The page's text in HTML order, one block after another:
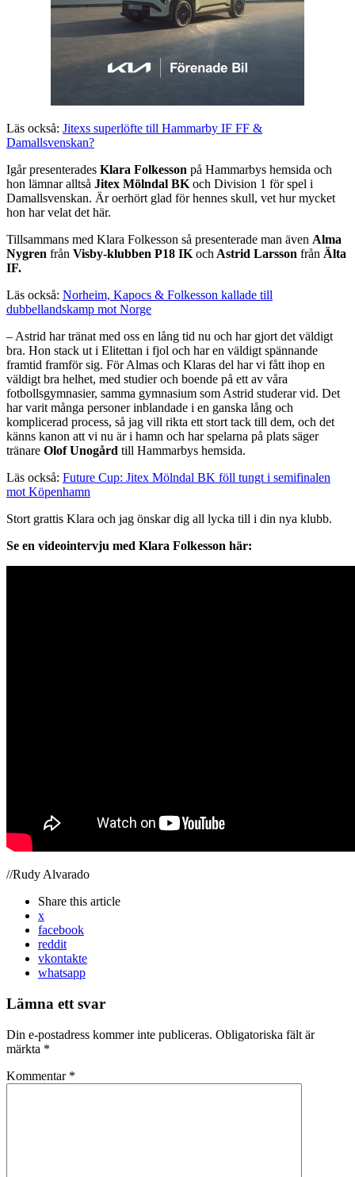
Läs också: Jitexs superlöfte till Hammarby IF FF &
Damallsvenskan?
Igår presenterades Klara Folkesson på Hammarbys hemsida och
hon lämnar alltså Jitex Mölndal BK och Division 1 för spel i
Damallsvenskan. Är oerhört glad för hennes skull, vet hur mycket
hon har velat det här.
Tillsammans med Klara Folkesson så presenterade man även Alma
Nygren från Visby-klubben P18 IK och Astrid Larsson från Älta
IF.
Läs också: Norheim, Kapocs & Folkesson kallade till
dubbellandskamp mot Norge
– Astrid har tränat med oss en lång tid nu och har gjort det väldigt
bra. Hon stack ut i Elitettan i fjol och har en väldigt spännande
framtid framför sig. För Almas och Klaras del har vi fått ihop en
väldigt bra helhet, med studier och boende på ett av våra
fotbollsgymnasier, samma gymnasium som Astrid studerar vid. Det
har varit många personer inblandade i en ganska lång och
komplicerad process, så jag vill rikta ett stort tack till dem, och det
känns kanon att vi nu är i hamn och har spelarna på plats säger
tränare Olof Unogård till Hammarbys hemsida.
Läs också: Future Cup: Jitex Mölndal BK föll tungt i semifinalen
mot Köpenhamn
Stort grattis Klara och jag önskar dig all lycka till i din nya klubb.
Se en videointervju med Klara Folkesson här:
//Rudy Alvarado
Share this article
x
facebook
reddit
vkontakte
whatsapp
Lämna ett svar
Din e-postadress kommer inte publiceras. Obligatoriska fält är
märkta *
Kommentar *